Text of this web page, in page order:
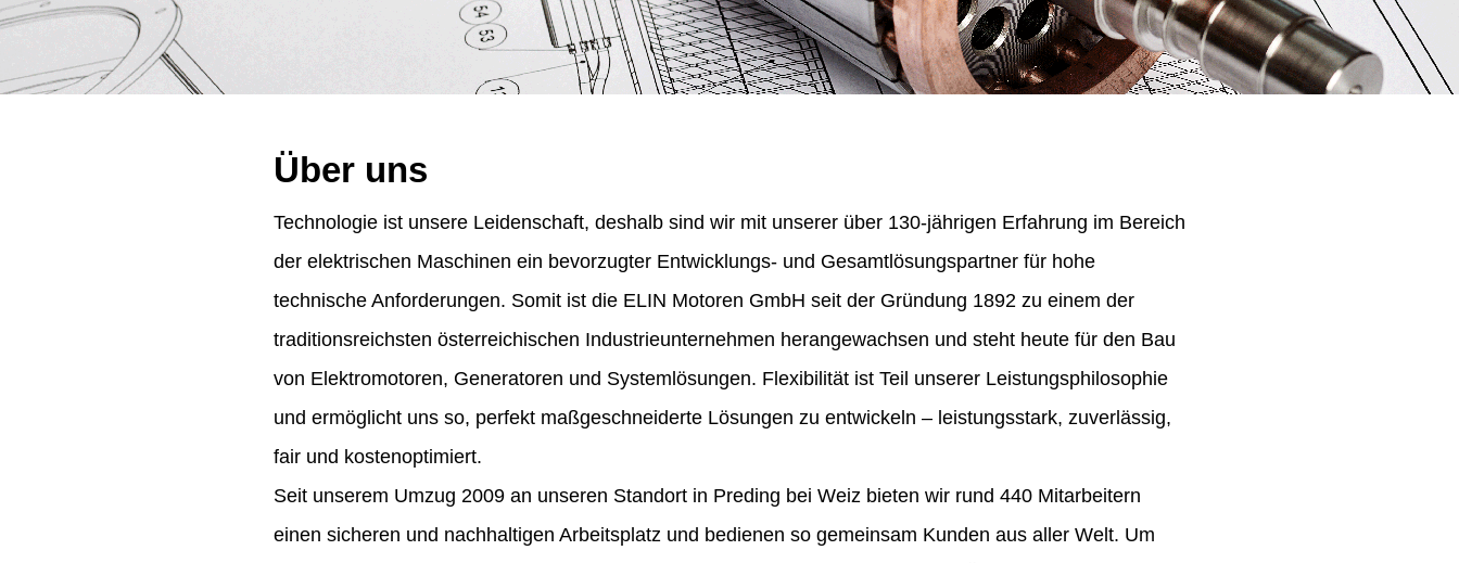
Über uns
Technologie ist unsere Leidenschaft, deshalb sind wir mit unserer über 130-jährigen Erfahrung im Bereich
der elektrischen Maschinen ein bevorzugter Entwicklungs- und Gesamtlösungspartner für hohe
technische Anforderungen. Somit ist die ELIN Motoren GmbH seit der Gründung 1892 zu einem der
traditionsreichsten österreichischen Industrieunternehmen herangewachsen und steht heute für den Bau
von Elektromotoren, Generatoren und Systemlösungen. Flexibilität ist Teil unserer Leistungsphilosophie
und ermöglicht uns so, perfekt maßgeschneiderte Lösungen zu entwickeln – leistungsstark, zuverlässig,
fair und kostenoptimiert.
Seit unserem Umzug 2009 an unseren Standort in Preding bei Weiz bieten wir rund 440 Mitarbeitern
einen sicheren und nachhaltigen Arbeitsplatz und bedienen so gemeinsam Kunden aus aller Welt. Um